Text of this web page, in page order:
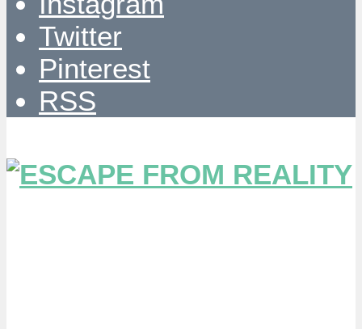
Twitter
Pinterest
RSS